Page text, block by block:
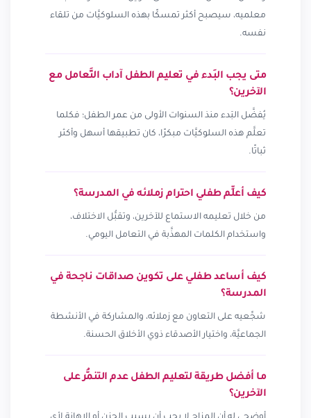
معلميه، سيصبح أكثر تمسكًا بهذه السلوكيَّات من تلقاء
نفسه.
متى يجب البَدء في تعليم الطفل آداب التَّعامل مع
الآخرين؟
يُفضَّل البَدء منذ السنوات الأولى من عمر الطفل؛ فكلما
تعلَّم هذه السلوكيَّات مبكرًا، كان تطبيقها أسهل وأكثر
ثباتًا.
كيف أعلِّم طفلي احترام زملائه في المدرسة؟
من خلال تعليمه الاستماع للآخرين، وتقبُّل الاختلاف،
واستخدام الكلمات المهذَّبة في التعامل اليومي.
كيف أساعد طفلي على تكوين صداقات ناجحة في
المدرسة؟
شجِّعيه على التعاون مع زملائه، والمشاركة في الأنشطة
الجماعيَّة، واختيار الأصدقاء ذوي الأخلاق الحسنة.
ما أفضل طريقة لتعليم الطفل عدم التنمُّر على
الآخرين؟